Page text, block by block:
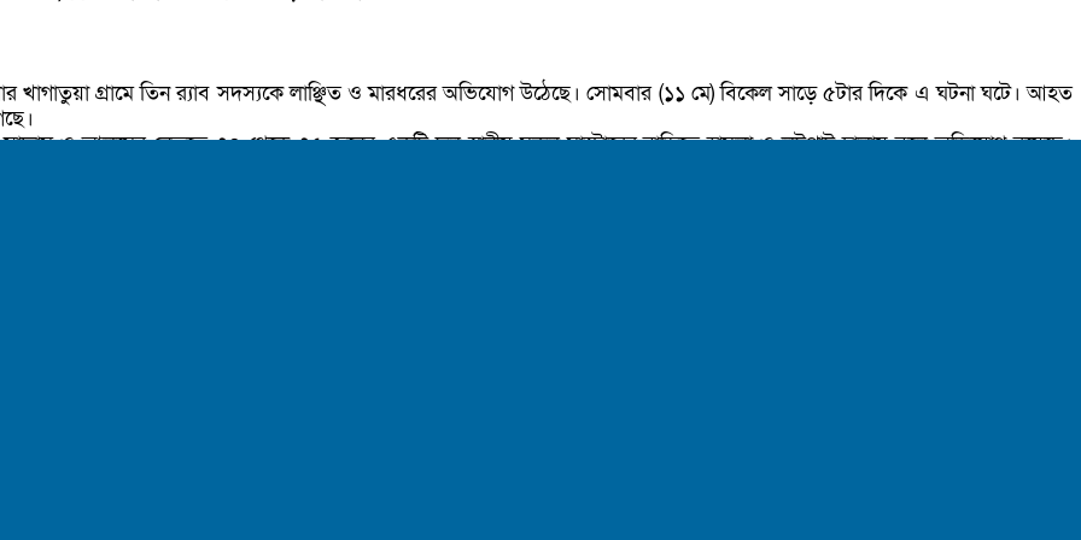
খাগাতুয়া গ্রামে তিন র‍্যাব সদস্যকে লাঞ্ছিত ও মারধরের অভিযোগ উঠেছে। সোমবার (১১ মে) বিকেল সাড়ে ৫টার দিকে এ ঘটনা ঘটে। আহত
সাদ্দাম ও আলমের নেতৃত্বে ৩০ থেকে ৩৫ জনের একটি দল স্থানীয় মুকুল মাস্টারের বাড়িতে হামলা ও লুটপাট চালায় বলে অভিযোগ রয়েছে।
কনস্টেবল মালেক ও কনস্টেবল কাজল। তাদের মধ্যে সার্জেন্ট ফারুক ছাড়া বাকি তিনজনকে মারধর করে আহত করা হয় বলে অভিযোগ
যাচ্ছিলেন। পথিমধ্যে শফিকের নেতৃত্বাধীন দল তাদের গতিরোধ করে লাঞ্ছিত ও মারধর করে। পরে হামলাকারীরা তাদের জোরপূর্বক একটি
তবে আইনশৃঙ্খলা বাহিনীর সদস্যরা পৌঁছানোর আগেই আহত র‍্যাব সদস্যরা সেখান থেকে মুক্ত হয়ে নবীনগর উপজেলা স্বাস্থ্য কমপ্লেক্সে
কাজ করি, যেন সহজে আমাদের চিনতে না পারে।”
শফিক বাহিনী তাদের বাড়িতে হামলা চালিয়ে মারধর করেছে এবং ঘরের মালামাল লুটপাট করে নিয়ে গেছে।
যায়। নাম প্রকাশে অনিচ্ছুক অনেকেই জানান, তাদের চলাফেরা ও আচার আচার-আচরণ সন্দেহজনক ছিলো। সে কারনেই তারা হামলার